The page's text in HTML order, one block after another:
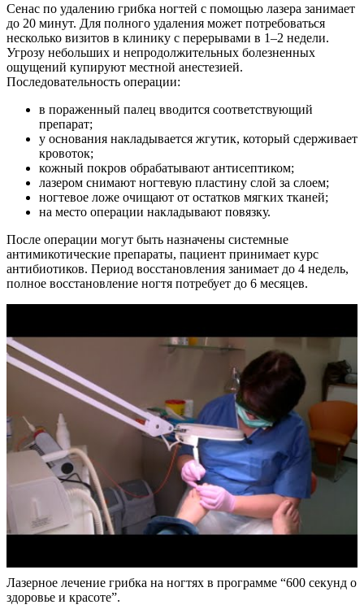
Сенас по удалению грибка ногтей с помощью лазера занимает
до 20 минут. Для полного удаления может потребоваться
несколько визитов в клинику с перерывами в 1–2 недели.
Угрозу небольших и непродолжительных болезненных
ощущений купируют местной анестезией.
Последовательность операции:
в пораженный палец вводится соответствующий
препарат;
у основания накладывается жгутик, который сдерживает
кровоток;
кожный покров обрабатывают антисептиком;
лазером снимают ногтевую пластину слой за слоем;
ногтевое ложе очищают от остатков мягких тканей;
на место операции накладывают повязку.
После операции могут быть назначены системные
антимикотические препараты, пациент принимает курс
антибиотиков. Период восстановления занимает до 4 недель,
полное восстановление ногтя потребует до 6 месяцев.
Лазерное лечение грибка на ногтях в программе “600 секунд о
здоровье и красоте”.